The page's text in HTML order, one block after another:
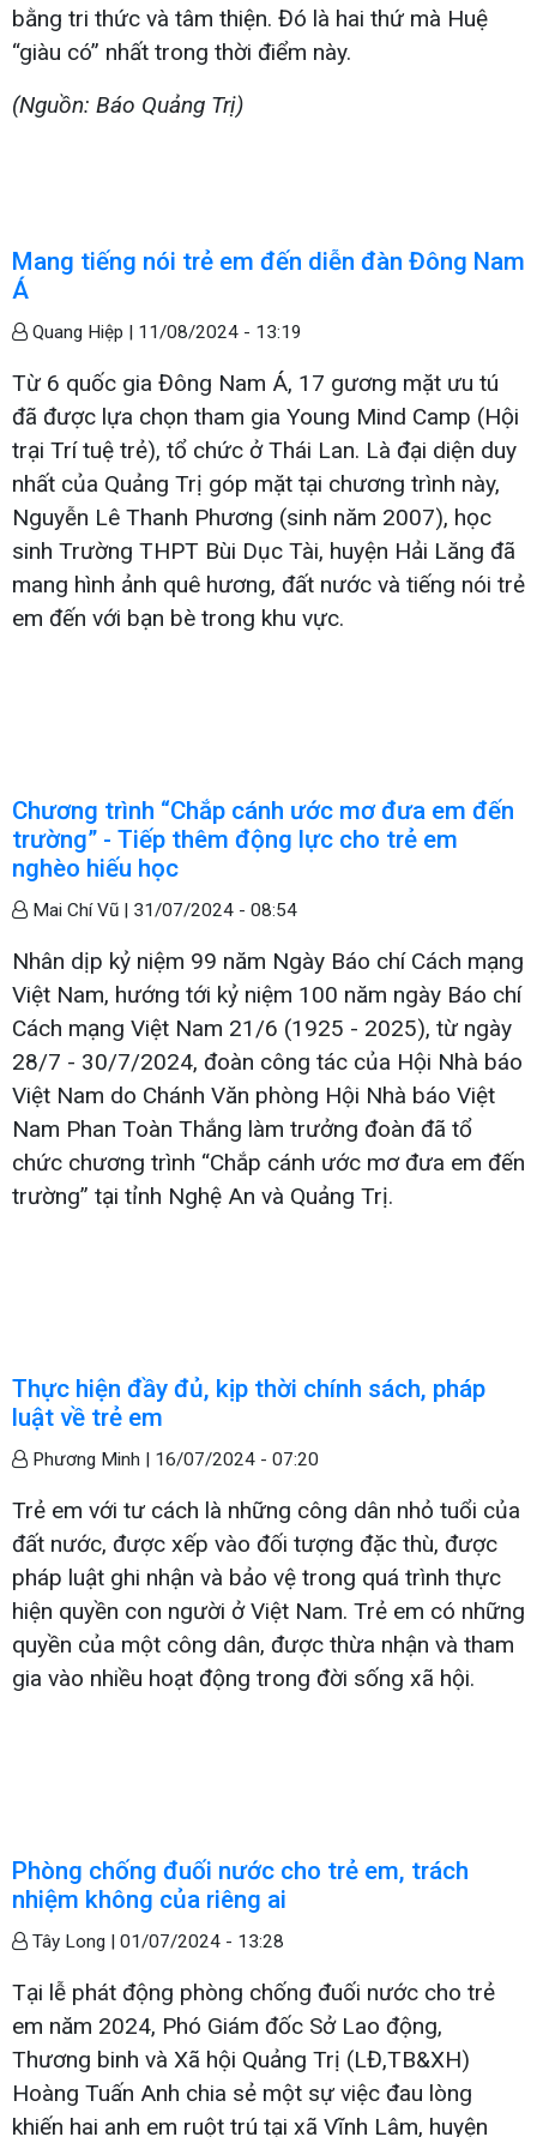
bằng tri thức và tâm thiện. Đó là hai thứ mà Huệ
“giàu có” nhất trong thời điểm này.
(Nguồn: Báo Quảng Trị)
Mang tiếng nói trẻ em đến diễn đàn Đông Nam
Á
Quang Hiệp | 11/08/2024 - 13:19
Từ 6 quốc gia Đông Nam Á, 17 gương mặt ưu tú
đã được lựa chọn tham gia Young Mind Camp (Hội
trại Trí tuệ trẻ), tổ chức ở Thái Lan. Là đại diện duy
nhất của Quảng Trị góp mặt tại chương trình này,
Nguyễn Lê Thanh Phương (sinh năm 2007), học
sinh Trường THPT Bùi Dục Tài, huyện Hải Lăng đã
mang hình ảnh quê hương, đất nước và tiếng nói trẻ
em đến với bạn bè trong khu vực.
Chương trình “Chắp cánh ước mơ đưa em đến
trường” - Tiếp thêm động lực cho trẻ em
nghèo hiếu học
Mai Chí Vũ | 31/07/2024 - 08:54
Nhân dịp kỷ niệm 99 năm Ngày Báo chí Cách mạng
Việt Nam, hướng tới kỷ niệm 100 năm ngày Báo chí
Cách mạng Việt Nam 21/6 (1925 - 2025), từ ngày
28/7 - 30/7/2024, đoàn công tác của Hội Nhà báo
Việt Nam do Chánh Văn phòng Hội Nhà báo Việt
Nam Phan Toàn Thắng làm trưởng đoàn đã tổ
chức chương trình “Chắp cánh ước mơ đưa em đến
trường” tại tỉnh Nghệ An và Quảng Trị.
Thực hiện đầy đủ, kịp thời chính sách, pháp
luật về trẻ em
Phương Minh | 16/07/2024 - 07:20
Trẻ em với tư cách là những công dân nhỏ tuổi của
đất nước, được xếp vào đối tượng đặc thù, được
pháp luật ghi nhận và bảo vệ trong quá trình thực
hiện quyền con người ở Việt Nam. Trẻ em có những
quyền của một công dân, được thừa nhận và tham
gia vào nhiều hoạt động trong đời sống xã hội.
Phòng chống đuối nước cho trẻ em, trách
nhiệm không của riêng ai
Tây Long | 01/07/2024 - 13:28
Tại lễ phát động phòng chống đuối nước cho trẻ
em năm 2024, Phó Giám đốc Sở Lao động,
Thương binh và Xã hội Quảng Trị (LĐ,TB&XH)
Hoàng Tuấn Anh chia sẻ một sự việc đau lòng
khiến hai anh em ruột trú tại xã Vĩnh Lâm, huyện